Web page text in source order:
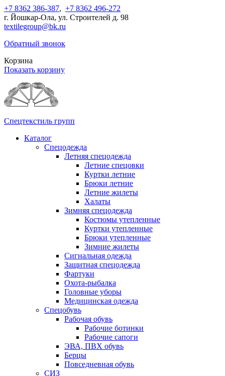
+7 8362 386-387, +7 8362 496-272
г. Йошкар-Ола, ул. Строителей д. 98
textilegroup@bk.ru
Обратный звонок
Корзина
Показать корзину
Спецтекстиль групп
Каталог
Спецодежда
Летняя спецодежда
Летние спецовки
Куртки летние
Брюки летние
Летние жилеты
Халаты
Зимняя спецодежда
Костюмы утепленные
Куртки утепленные
Брюки утепленные
Зимние жилеты
Сигнальная одежда
Защитная спецодежда
Фартуки
Охота-рыбалка
Головные уборы
Медицинская одежда
Спецобувь
Рабочая обувь
Рабочие ботинки
Рабочие сапоги
ЭВА, ПВХ обувь
Берцы
Повседневная обувь
СИЗ